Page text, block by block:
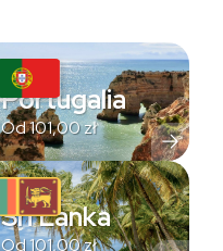
Portugalia
Od101,00zł
Sri Lanka
Od101,00zł